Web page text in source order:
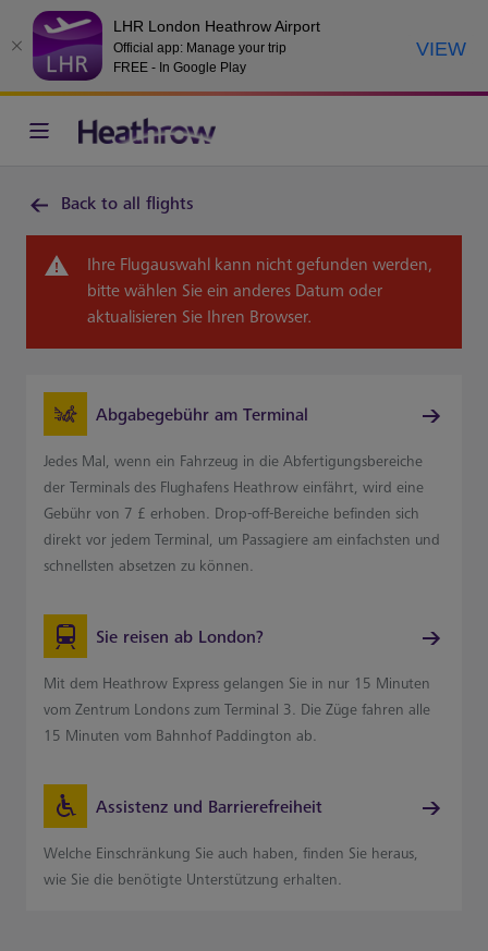
LHR London Heathrow Airport
Official app: Manage your trip
FREE - In Google Play
VIEW
Back to all flights
Ihre Flugauswahl kann nicht gefunden werden,
bitte wählen Sie ein anderes Datum oder
aktualisieren Sie Ihren Browser.
Abgabegebühr am Terminal
Jedes Mal, wenn ein Fahrzeug in die Abfertigungsbereiche
der Terminals des Flughafens Heathrow einfährt, wird eine
Gebühr von 7 £ erhoben. Drop-off-Bereiche befinden sich
direkt vor jedem Terminal, um Passagiere am einfachsten und
schnellsten absetzen zu können.
Sie reisen ab London?
Mit dem Heathrow Express gelangen Sie in nur 15 Minuten
vom Zentrum Londons zum Terminal 3. Die Züge fahren alle
15 Minuten vom Bahnhof Paddington ab.
Assistenz und Barrierefreiheit
Welche Einschränkung Sie auch haben, finden Sie heraus,
wie Sie die benötigte Unterstützung erhalten.